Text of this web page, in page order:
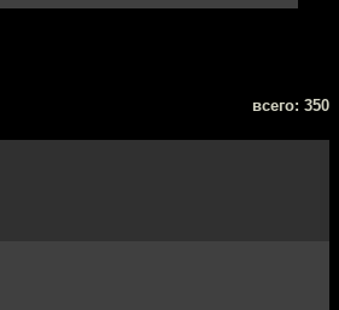
всего: 350